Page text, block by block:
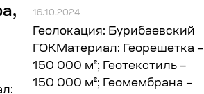
16.10.2024
Геолокация: Бурибаевский
ГОКМатериал: Георешетка –
150 000 м²; Геотекстиль –
150 000 м²; Геомембрана –